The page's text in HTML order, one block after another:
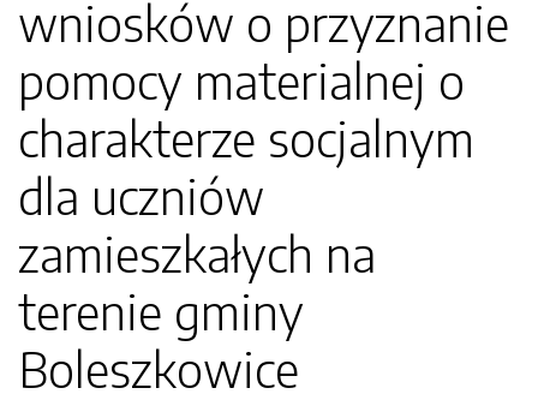
wniosków o przyznanie
pomocy materialnej o
charakterze socjalnym
dla uczniów
zamieszkałych na
terenie gminy
Boleszkowice